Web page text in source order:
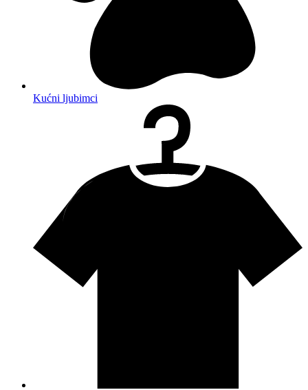
Kućni ljubimci